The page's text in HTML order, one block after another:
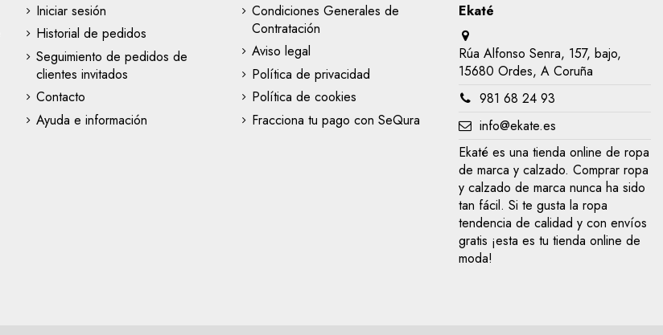
Iniciar sesión
Historial de pedidos
Seguimiento de pedidos de
clientes invitados
Contacto
Ayuda e información
Condiciones Generales de
Contratación
Aviso legal
Política de privacidad
Política de cookies
Fracciona tu pago con SeQura
Ekaté
Rúa Alfonso Senra, 157, bajo,
15680 Ordes, A Coruña
981 68 24 93
info@ekate.es
Ekaté es una tienda online de ropa
de marca y calzado. Comprar ropa
y calzado de marca nunca ha sido
tan fácil. Si te gusta la ropa
tendencia de calidad y con envíos
gratis ¡esta es tu tienda online de
moda!